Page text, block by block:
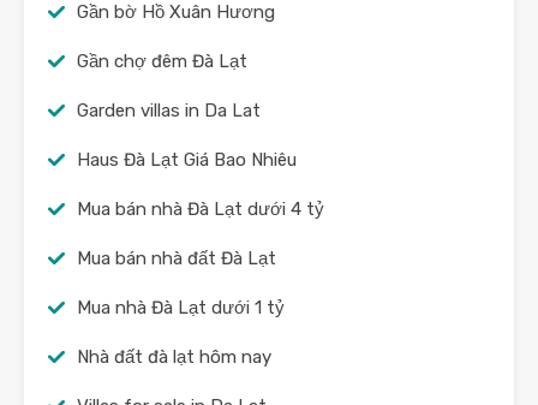
Gần bờ Hồ Xuân Hương
Gần chợ đêm Đà Lạt
Garden villas in Da Lat
Haus Đà Lạt Giá Bao Nhiêu
Mua bán nhà Đà Lạt dưới 4 tỷ
Mua bán nhà đất Đà Lạt
Mua nhà Đà Lạt dưới 1 tỷ
Nhà đất đà lạt hôm nay